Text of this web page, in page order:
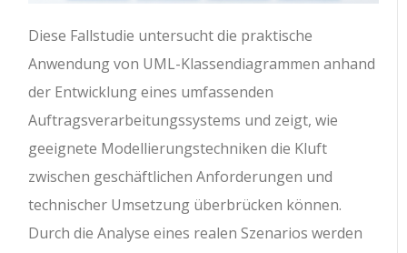
Diese Fallstudie untersucht die praktische
Anwendung von UML-Klassendiagrammen anhand
der Entwicklung eines umfassenden
Auftragsverarbeitungssystems und zeigt, wie
geeignete Modellierungstechniken die Kluft
zwischen geschäftlichen Anforderungen und
technischer Umsetzung überbrücken können.
Durch die Analyse eines realen Szenarios werden